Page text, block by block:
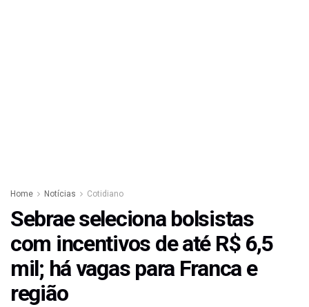
Home Notícias Cotidiano
Sebrae seleciona bolsistas
com incentivos de até R$ 6,5
mil; há vagas para Franca e
região